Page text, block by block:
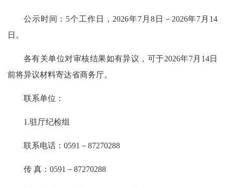
公示时间：5个工作日，2026年7月8日－2026年7月14
日。
各有关单位对审核结果如有异议，可于2026年7月14日
前将异议材料寄达省商务厅。
联系单位：
1.驻厅纪检组
联系电话：0591－87270288
传 真：0591－87270288